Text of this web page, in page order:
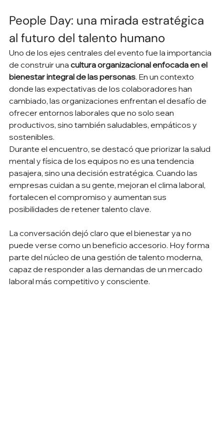
People Day: una mirada estratégica
al futuro del talento humano
Uno de los ejes centrales del evento fue la importancia
de construir una cultura organizacional enfocada en el
bienestar integral de las personas. En un contexto
donde las expectativas de los colaboradores han
cambiado, las organizaciones enfrentan el desafío de
ofrecer entornos laborales que no solo sean
productivos, sino también saludables, empáticos y
sostenibles.
Durante el encuentro, se destacó que priorizar la salud
mental y física de los equipos no es una tendencia
pasajera, sino una decisión estratégica. Cuando las
empresas cuidan a su gente, mejoran el clima laboral,
fortalecen el compromiso y aumentan sus
posibilidades de retener talento clave.
La conversación dejó claro que el bienestar ya no
puede verse como un beneficio accesorio. Hoy forma
parte del núcleo de una gestión de talento moderna,
capaz de responder a las demandas de un mercado
laboral más competitivo y consciente.